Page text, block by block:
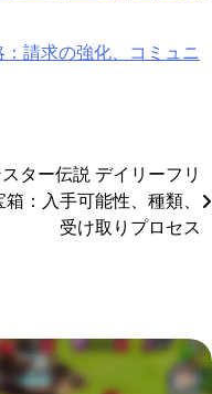
請求の強化、コミュニ
ター伝説 デイリーフリ
箱：入手可能性、種類、
受け取りプロセス